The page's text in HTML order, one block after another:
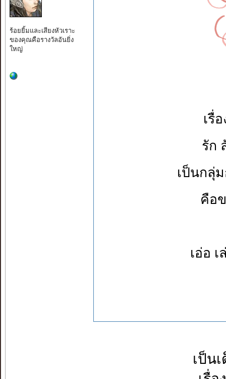
ร้อยยิ้มและเสียงหัวเราะ
ของคุณคือรางวัลอันยิ่ง
ใหญ่
เรื่
รัก
เป็นกลุ่
คือ
เอ่อ
เป็น